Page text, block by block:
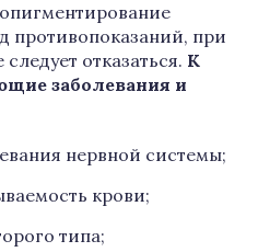
противопоказаний, при
отказаться. К
заболевания и
нервной системы;
крови;
типа;